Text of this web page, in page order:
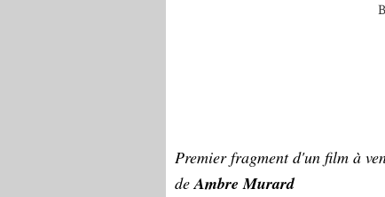
Premier fragment d'un film à
deAmbre Murard